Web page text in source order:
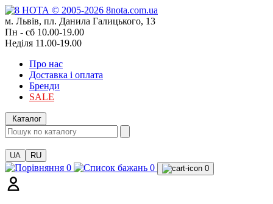
м. Львів, пл. Данила Галицького, 13
Пн - сб 10.00-19.00
Неділя 11.00-19.00
Про нас
Доставка і оплата
Бренди
SALE
Каталог
UA RU
0 0 0